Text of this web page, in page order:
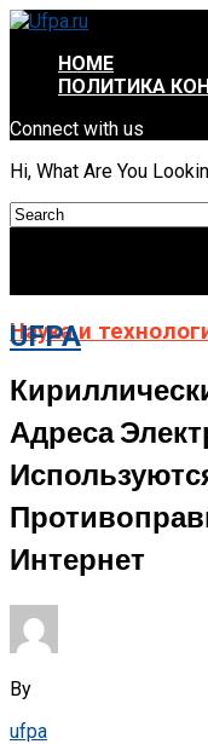
HOME
ПОЛИТИКА
Connect with us
Hi, What Are You
UFPA
Наука и
Адреса
Интернет
By
ufpa